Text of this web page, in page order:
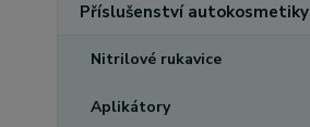
Příslušenství autokosmetiky
Nitrilové rukavice
Aplikátory